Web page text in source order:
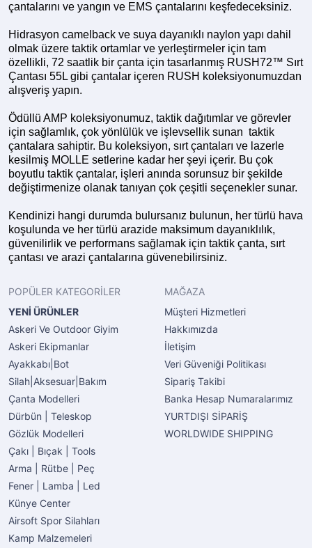
çantalarını ve yangın ve EMS çantalarını keşfedeceksiniz.
Hidrasyon camelback ve suya dayanıklı naylon yapı dahil
olmak üzere taktik ortamlar ve yerleştirmeler için tam
özellikli, 72 saatlik bir çanta için tasarlanmış RUSH72™ Sırt
Çantası 55L gibi çantalar içeren RUSH koleksiyonumuzdan
alışveriş yapın.
Ödüllü AMP koleksiyonumuz, taktik dağıtımlar ve görevler
için sağlamlık, çok yönlülük ve işlevsellik sunan taktik
çantalara sahiptir. Bu koleksiyon, sırt çantaları ve lazerle
kesilmiş MOLLE setlerine kadar her şeyi içerir. Bu çok
boyutlu taktik çantalar, işleri anında sorunsuz bir şekilde
değiştirmenize olanak tanıyan çok çeşitli seçenekler sunar.
Kendinizi hangi durumda bulursanız bulunun, her türlü hava
koşulunda ve her türlü arazide maksimum dayanıklılık,
güvenilirlik ve performans sağlamak için taktik çanta, sırt
çantası ve arazi çantalarına güvenebilirsiniz.
POPÜLER KATEGORİLER
YENİ ÜRÜNLER
Askeri Ve Outdoor Giyim
Askeri Ekipmanlar
Ayakkabı|Bot
Silah|Aksesuar|Bakım
Çanta Modelleri
Dürbün | Teleskop
Gözlük Modelleri
Çakı | Bıçak | Tools
Arma | Rütbe | Peç
Fener | Lamba | Led
Künye Center
Airsoft Spor Silahları
Kamp Malzemeleri
MAĞAZA
Müşteri Hizmetleri
Hakkımızda
İletişim
Veri Güveniği Politikası
Sipariş Takibi
Banka Hesap Numaralarımız
YURTDIŞI SİPARİŞ
WORLDWIDE SHIPPING